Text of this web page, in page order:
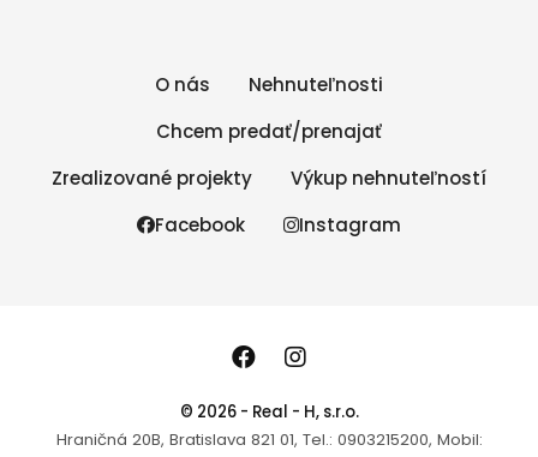
O nás
Nehnuteľnosti
Chcem predať/prenajať
Zrealizované projekty
Výkup nehnuteľností
Facebook
Instagram
© 2026 - Real - H, s.r.o.
Hraničná 20B, Bratislava 821 01, Tel.: 0903215200, Mobil: